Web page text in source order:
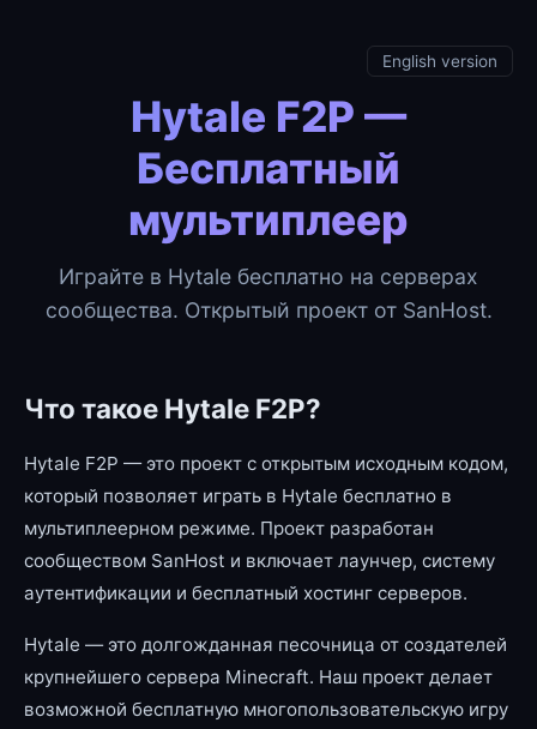
English version
Hytale F2P —
Бесплатный
мультиплеер
Играйте в Hytale бесплатно на серверах
сообщества. Открытый проект от SanHost.
Что такое Hytale F2P?
Hytale F2P — это проект с открытым исходным кодом,
который позволяет играть в Hytale бесплатно в
мультиплеерном режиме. Проект разработан
сообществом SanHost и включает лаунчер, систему
аутентификации и бесплатный хостинг серверов.
Hytale — это долгожданная песочница от создателей
крупнейшего сервера Minecraft. Наш проект делает
возможной бесплатную многопользовательскую игру